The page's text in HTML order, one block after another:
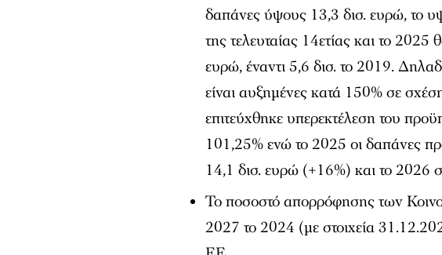
δαπάνες ύψους 13,3 δισ. ευρώ, το
της τελευταίας 14ετίας και το
ευρώ, έναντι 5,6 δισ. το 2019.
είναι αυξημένες κατά 150% σε
επιτεύχθηκε υπερεκτέλεση του
101,25% ενώ το 2025 οι δαπάνες
14,1 δισ. ευρώ (+16%) και το 2026
Το ποσοστό απορρόφησης των
2027 το 2024 (με στοιχεία